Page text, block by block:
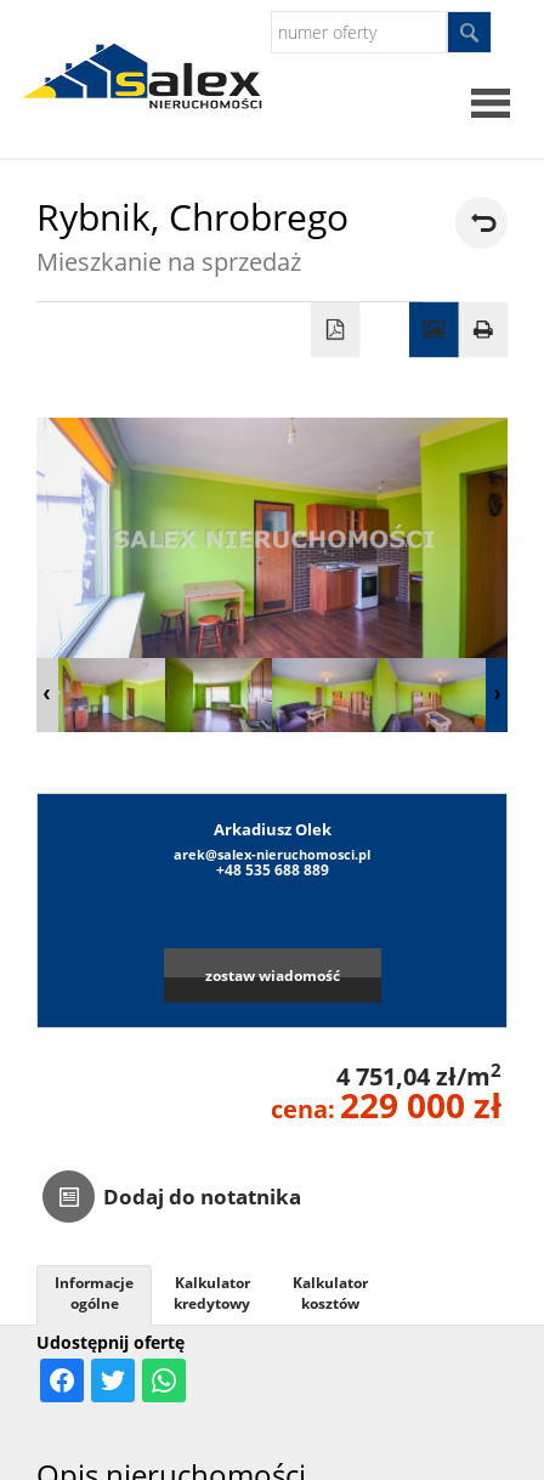
Domy
Dzialki
Obiekty
Sałek
Kontakt
Rybnik, Chrobrego
Mieszkanie na sprzedaż
Arkadiusz Olek
arek@salex-nieruchomosci.pl
+48 535 688 889
zostaw wiadomość
4 751,04 zł/m2
cena: 229 000 zł
Dodaj do notatnika
Udostępnij ofertę
Informacje
ogólne
Kalkulator
kredytowy
Kalkulator
kosztów